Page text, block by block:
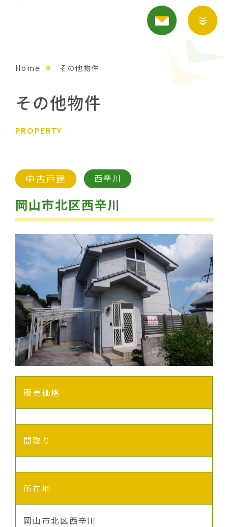
Home その他物件
その他物件
PROPERTY
中古戸建 西辛川
岡山市北区西辛川
販売価格
間取り
所在地
岡山市北区西辛川